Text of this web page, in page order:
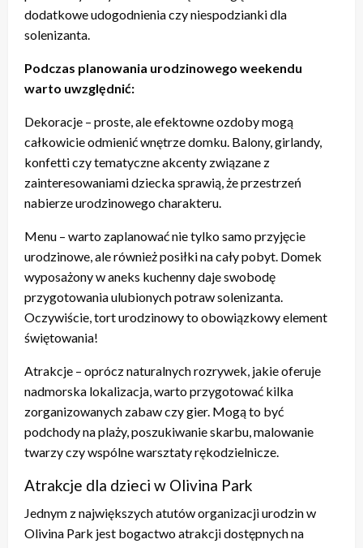
dodatkowe udogodnienia czy niespodzianki dla
solenizanta.
Podczas planowania urodzinowego weekendu
warto uwzględnić:
Dekoracje – proste, ale efektowne ozdoby mogą
całkowicie odmienić wnętrze domku. Balony, girlandy,
konfetti czy tematyczne akcenty związane z
zainteresowaniami dziecka sprawią, że przestrzeń
nabierze urodzinowego charakteru.
Menu – warto zaplanować nie tylko samo przyjęcie
urodzinowe, ale również posiłki na cały pobyt. Domek
wyposażony w aneks kuchenny daje swobodę
przygotowania ulubionych potraw solenizanta.
Oczywiście, tort urodzinowy to obowiązkowy element
świętowania!
Atrakcje – oprócz naturalnych rozrywek, jakie oferuje
nadmorska lokalizacja, warto przygotować kilka
zorganizowanych zabaw czy gier. Mogą to być
podchody na plaży, poszukiwanie skarbu, malowanie
twarzy czy wspólne warsztaty rękodzielnicze.
Atrakcje dla dzieci w Olivina Park
Jednym z największych atutów organizacji urodzin w
Olivina Park jest bogactwo atrakcji dostępnych na